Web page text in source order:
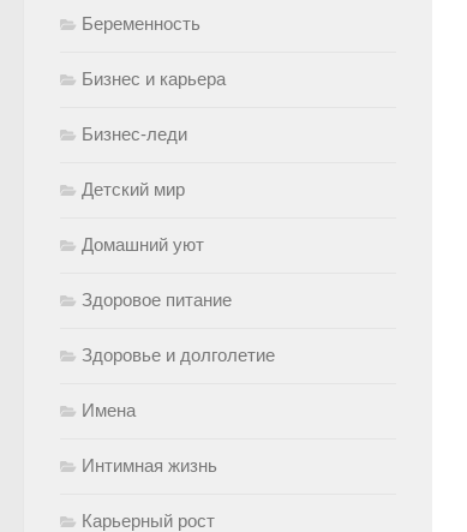
Беременность
Бизнес и карьера
Бизнес-леди
Детский мир
Домашний уют
Здоровое питание
Здоровье и долголетие
Имена
Интимная жизнь
Карьерный рост